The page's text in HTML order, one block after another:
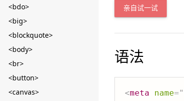
<bdo>
<big>
<blockquote>
<body>
<br>
<button>
<canvas>
亲自试一试
语法
<meta name="